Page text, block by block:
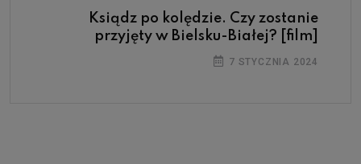
Ksiądz po kolędzie. Czy zostanie
przyjęty w Bielsku-Białej? [film]
7 STYCZNIA 2024